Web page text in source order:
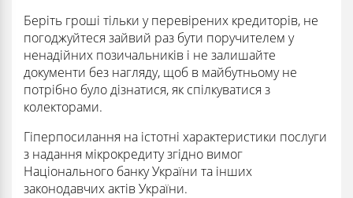
Беріть гроші тільки у перевірених кредиторів, не
погоджуйтеся зайвий раз бути поручителем у
ненадійних позичальників і не залишайте
документи без нагляду, щоб в майбутньому не
потрібно було дізнатися, як спілкуватися з
колекторами.
Гіперпосилання на істотні характеристики послуги
з надання мікрокредиту згідно вимог
Національного банку України та інших
законодавчих актів України.